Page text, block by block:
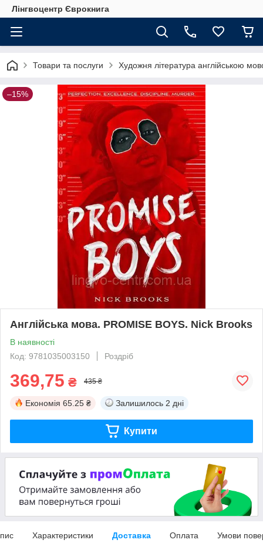
Лінгвоцентр Єврокнига
Товари та послуги Художня література англійською
–15%
Англійська мова. PROMISE BOYS. Nick Brooks
В наявності
Код: 9781035003150
Роздріб
369,75 ₴ 435 ₴
Економія 65.25 ₴ Залишилось 2 дні
Купити
Характеристики Доставка Оплата Умови